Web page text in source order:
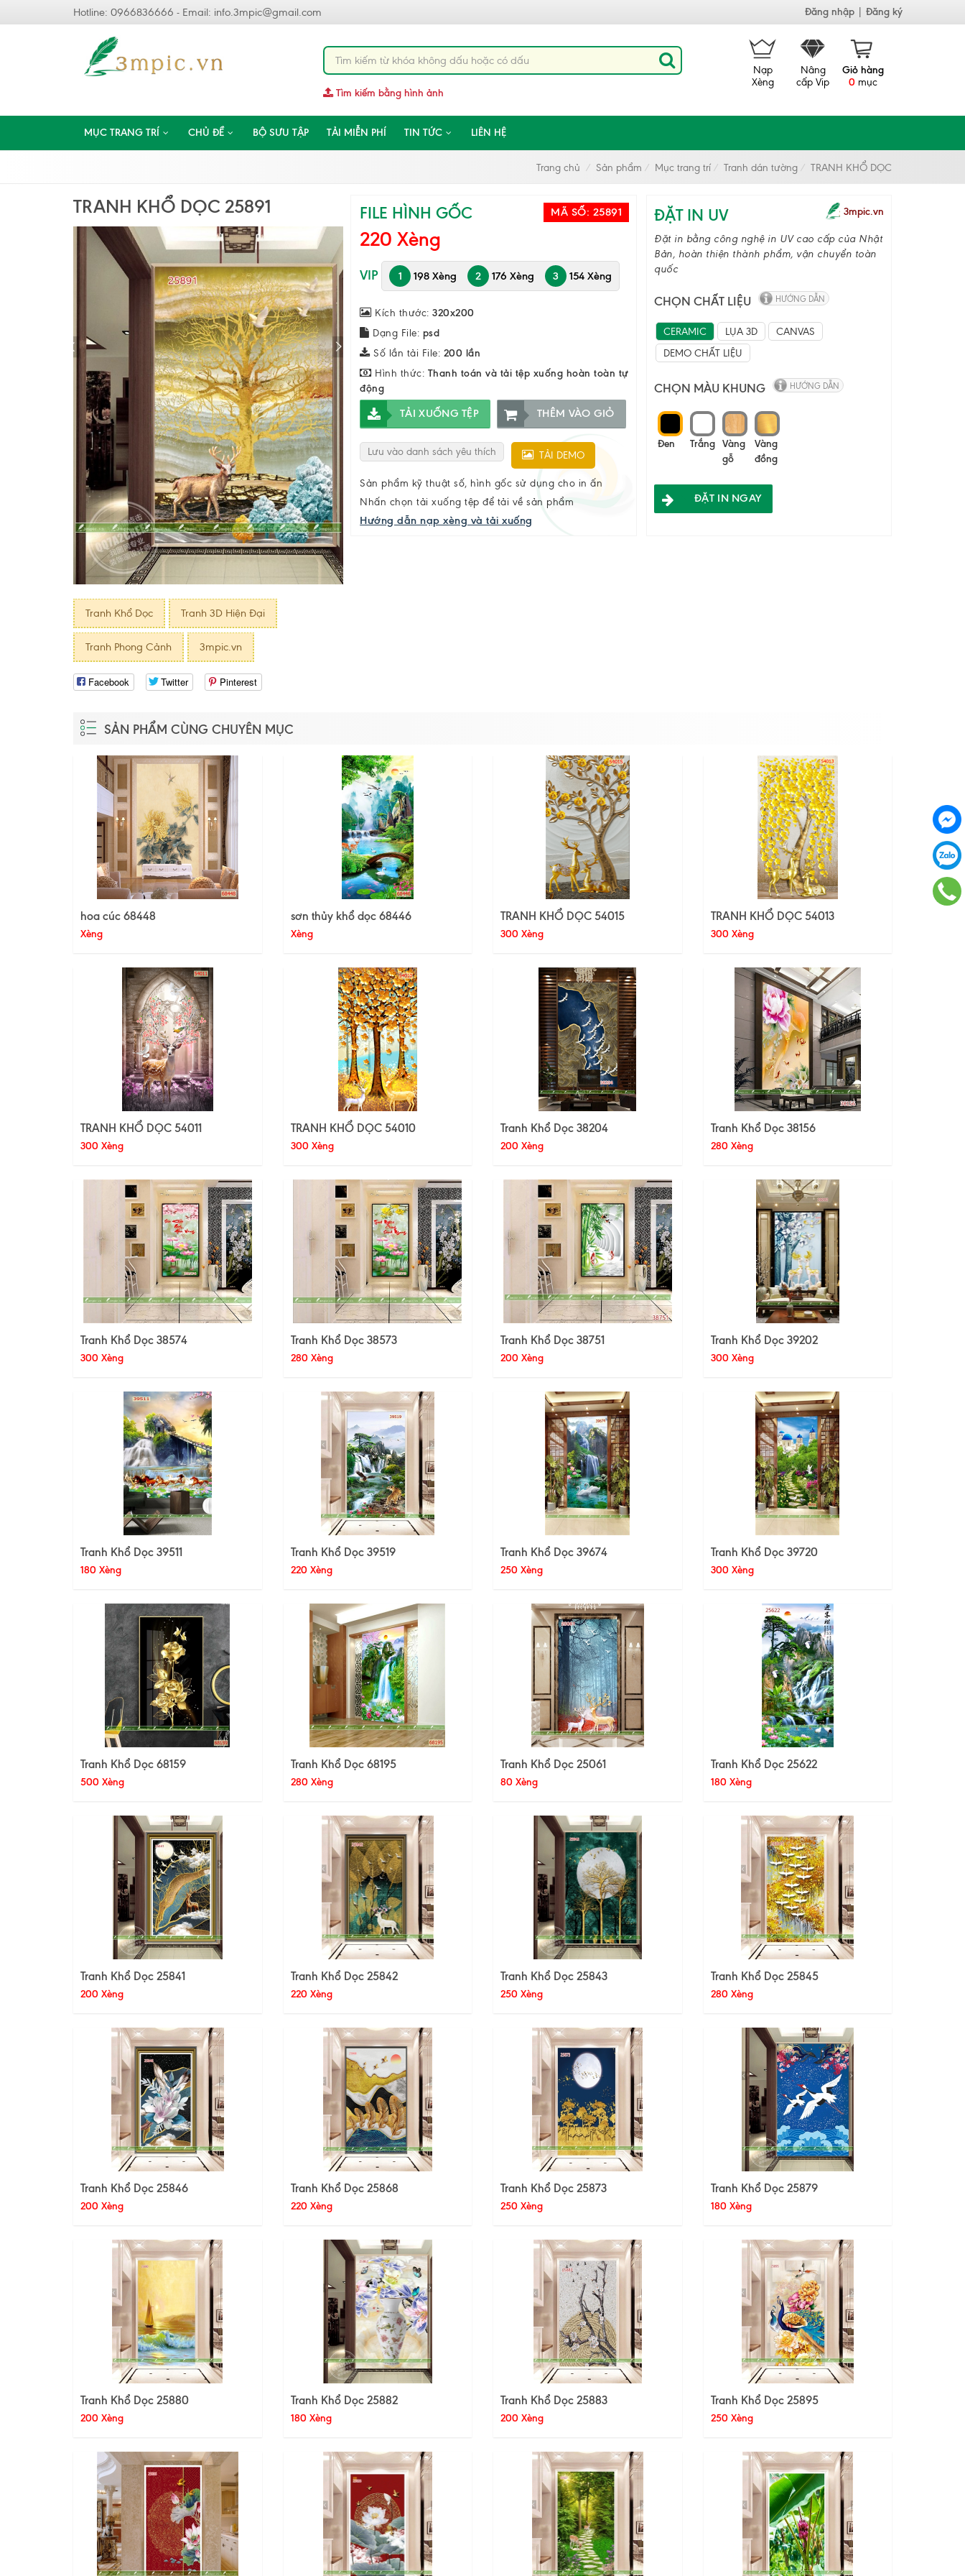
Hotline: 0966836666 - Email: info.3mpic@gmail.com Đăng nhập Đăng ký
Tìm kiếm bằng hình ảnh
Giỏ hàng
0 mục
Nâng
cấp Vip
Nạp
Xèng
MỤC TRANG TRÍ CHỦ ĐỀ BỘ SƯU TẬP TẢI MIỄN PHÍ TIN TỨC LIÊN HỆ
Trang chủ Sản phẩm Mục trang trí Tranh dán tường TRANH KHỔ DỌC
TRANH KHỔ DỌC 25891
Tranh Khổ Dọc Tranh 3D Hiện Đại
Tranh Phong Cảnh 3mpic.vn
Facebook Twitter Pinterest
FILE HÌNH GỐC MÃ SỐ: 25891
220 Xèng
VIP 1 198 Xèng 2 176 Xèng 3 154 Xèng
Kích thước:320x200
Dạng File: psd
Số lần tải File: 200 lần
Hình thức: Thanh toán và tải tệp xuống hoàn toàn tự
động
TẢI XUỐNG TỆP THÊM VÀO GIỎ
Lưu vào danh sách yêu thích TẢI DEMO
Sản phẩm kỹ thuật số, hình gốc sử dụng cho in ấn
Nhấn chọn tải xuống tệp để tải về sản phẩm
Hướng dẫn nạp xèng và tải xuống
ĐẶT IN UV 3mpic.vn
Đặt in bằng công nghệ in UV cao cấp của Nhật
Bản, hoàn thiện thành phẩm, vận chuyển toàn
quốc
CHỌN CHẤT LIỆU HƯỚNG DẪN
CERAMIC LỤA 3D
CANVAS
DEMO CHẤT LIỆU
CHỌN MÀU KHUNG HƯỚNG DẪN
Đen Trắng Vàng
gỗ
Vàng
đồng
ĐẶT IN NGAY
SẢN PHẨM CÙNG CHUYÊN MỤC
hoa cúc 68448
Xèng
sơn thủy khổ dọc 68446
Xèng
TRANH KHỔ DỌC 54015
300 Xèng
TRANH KHỔ DỌC 54013
300 Xèng
TRANH KHỔ DỌC 54011
300 Xèng
TRANH KHỔ DỌC 54010
300 Xèng
Tranh Khổ Dọc 38204
200 Xèng
Tranh Khổ Dọc 38156
280 Xèng
Tranh Khổ Dọc 38574
300 Xèng
Tranh Khổ Dọc 38573
280 Xèng
Tranh Khổ Dọc 38751
200 Xèng
Tranh Khổ Dọc 39202
300 Xèng
Tranh Khổ Dọc 39511
180 Xèng
Tranh Khổ Dọc 39519
220 Xèng
Tranh Khổ Dọc 39674
250 Xèng
Tranh Khổ Dọc 39720
300 Xèng
Tranh Khổ Dọc 68159
500 Xèng
Tranh Khổ Dọc 68195
280 Xèng
Tranh Khổ Dọc 25061
80 Xèng
Tranh Khổ Dọc 25622
180 Xèng
Tranh Khổ Dọc 25841
200 Xèng
Tranh Khổ Dọc 25842
220 Xèng
Tranh Khổ Dọc 25843
250 Xèng
Tranh Khổ Dọc 25845
280 Xèng
Tranh Khổ Dọc 25846
200 Xèng
Tranh Khổ Dọc 25868
220 Xèng
Tranh Khổ Dọc 25873
250 Xèng
Tranh Khổ Dọc 25879
180 Xèng
Tranh Khổ Dọc 25880
200 Xèng
Tranh Khổ Dọc 25882
180 Xèng
Tranh Khổ Dọc 25883
200 Xèng
Tranh Khổ Dọc 25895
250 Xèng